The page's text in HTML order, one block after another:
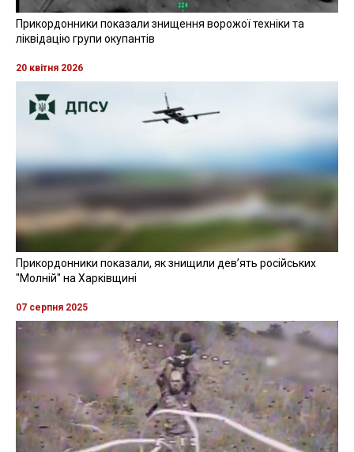
Прикордонники показали знищення ворожої техніки та
ліквідацію групи окупантів
20 квітня 2026
Прикордонники показали, як знищили девʼять російських
"Молній" на Харківщині
07 серпня 2025